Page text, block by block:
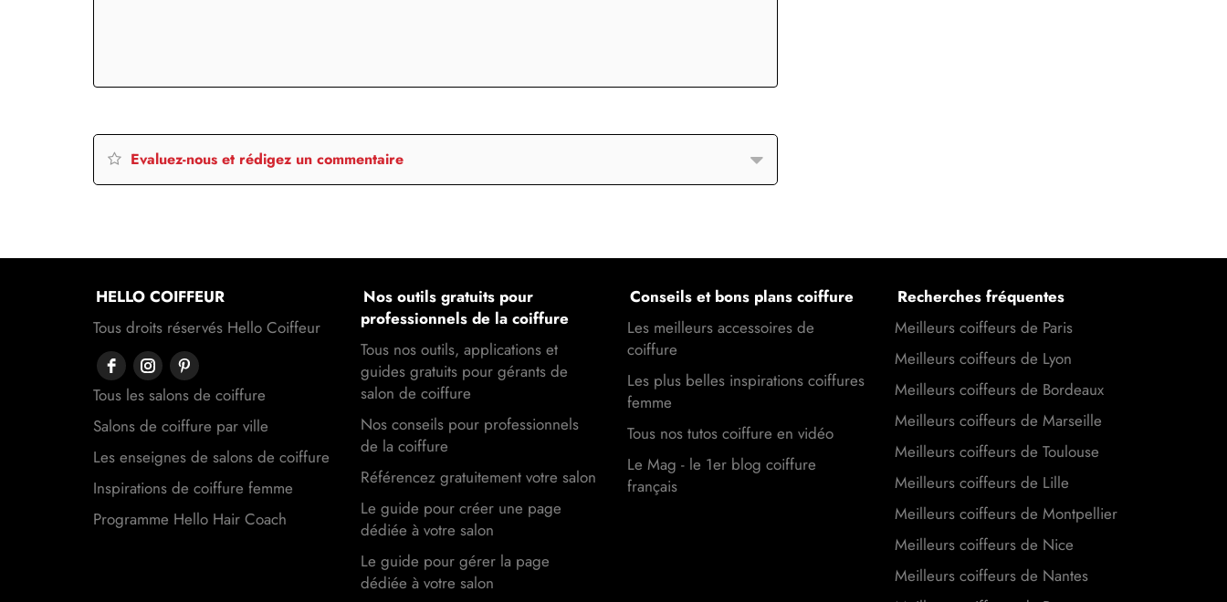
Evaluez-nous et rédigez un commentaire
HELLO COIFFEUR
Tous droits réservés Hello Coiffeur
Tous les salons de coiffure
Salons de coiffure par ville
Les enseignes de salons de coiffure
Inspirations de coiffure femme
Programme Hello Hair Coach
Nos outils gratuits pour
professionnels de la coiffure
Tous nos outils, applications et
guides gratuits pour gérants de
salon de coiffure
Nos conseils pour professionnels
de la coiffure
Référencez gratuitement votre salon
Le guide pour créer une page
dédiée à votre salon
Le guide pour gérer la page
dédiée à votre salon
Conseils et bons plans coiffure
Les meilleurs accessoires de
coiffure
Les plus belles inspirations coiffures
femme
Tous nos tutos coiffure en vidéo
Le Mag - le 1er blog coiffure
français
Recherches fréquentes
Meilleurs coiffeurs de Paris
Meilleurs coiffeurs de Lyon
Meilleurs coiffeurs de Bordeaux
Meilleurs coiffeurs de Marseille
Meilleurs coiffeurs de Toulouse
Meilleurs coiffeurs de Lille
Meilleurs coiffeurs de Montpellier
Meilleurs coiffeurs de Nice
Meilleurs coiffeurs de Nantes